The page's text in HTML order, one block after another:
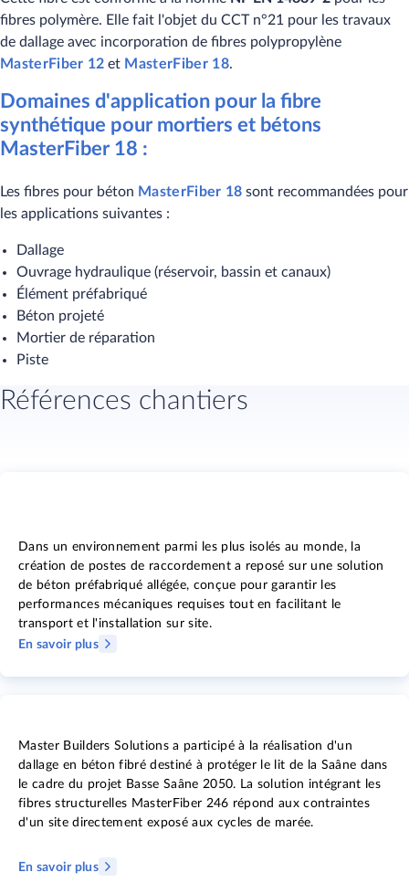
fibres polymère. Elle fait l'objet du CCT n°​​21 pour les travaux
de dallage avec incorporation de fibres polypropylène
MasterFiber 12 et MasterFiber 18.
Domaines d'application pour la fibre
synthétique pour mortiers et bétons
MasterFiber 18 :
Les fibres pour béton MasterFiber 18 ​sont recommandées pour
les applications suivantes :
Dallage
Ouvrage hydraulique (réservoir, bassin et canaux)
Élément préfabriqué
Béton projeté
Mortier de réparation
Piste
Références chantiers
Dans un environnement parmi les plus isolés au monde, la
création de postes de raccordement a reposé sur une solution
de béton préfabriqué allégée, conçue pour garantir les
performances mécaniques requises tout en facilitant le
transport et l'installation sur site.
En savoir plus
Master Builders Solutions a participé à la réalisation d'un
dallage en béton fibré destiné à protéger le lit de la Saâne dans
le cadre du projet Basse Saâne 2050. La solution intégrant les
fibres structurelles MasterFiber 246 répond aux contraintes
d'un site directement exposé aux cycles de marée.
En savoir plus